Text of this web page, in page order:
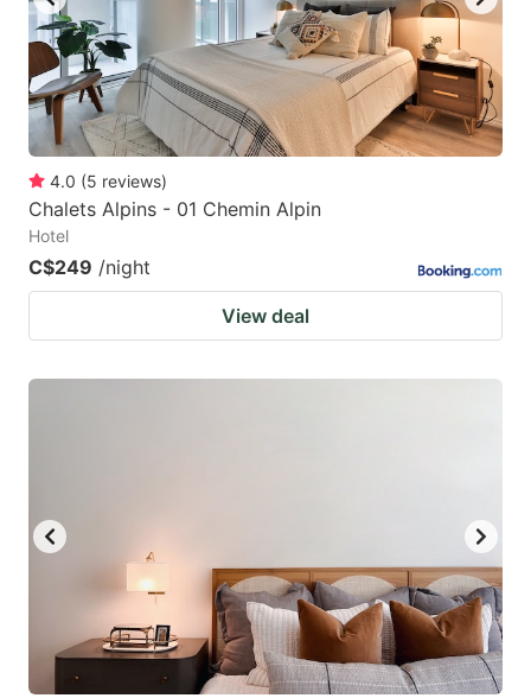
4.0 (5 reviews)
Chalets Alpins - 01 Chemin Alpin
Hotel
C$249 /night
View deal